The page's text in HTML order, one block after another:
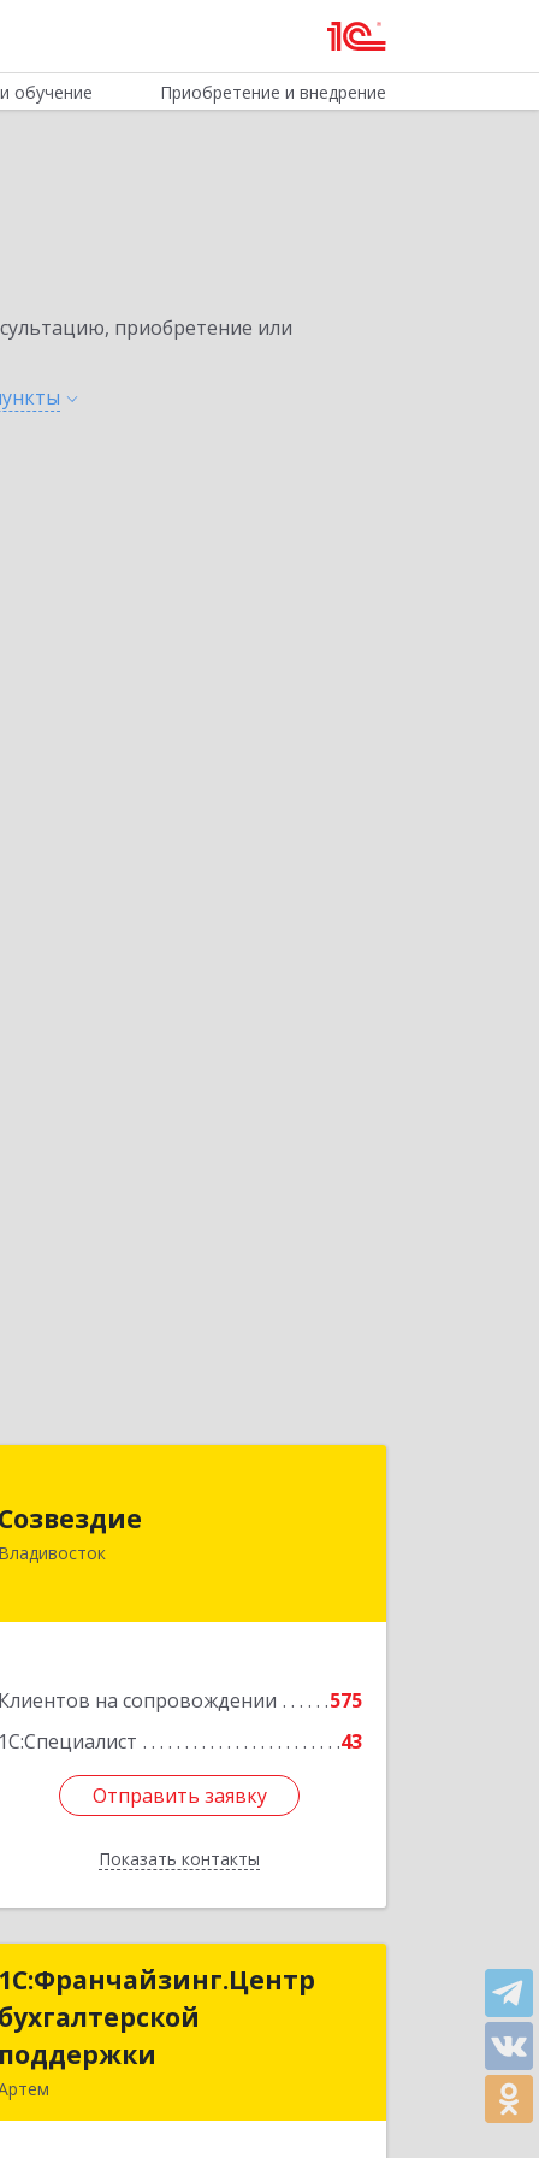
обучение Приобретение и внедрение
приобретение или
Созвездие
Владивосток
Клиентов на сопровождении
575
1С:Специалист
43
Отправить заявку
Показать контакты
Владивосток г, Тухачевского ул, дом
Отправить заявку
Назад
1С:Франчайзинг.Центр
бухгалтерской
поддержки
1С:Франчайзинг.Центр
бухгалтерской